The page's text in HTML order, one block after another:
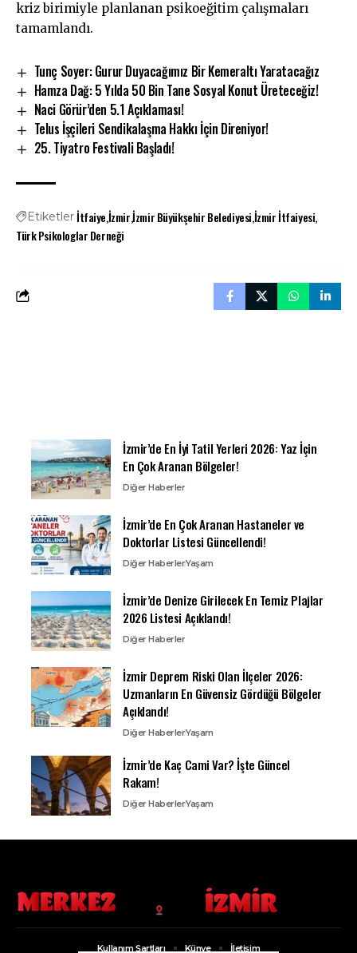
kriz birimiyle planlanan psikoeğitim çalışmaları
tamamlandı.
Tunç Soyer: Gurur Duyacağımız Bir Kemeraltı Yaratacağız
Hamza Dağ: 5 Yılda 50 Bin Tane Sosyal Konut Üreteceğiz!
Naci Görür’den 5.1 Açıklaması!
Telus İşçileri Sendikalaşma Hakkı İçin Direniyor!
25. Tiyatro Festivali Başladı!
Etiketlerİtfaiyeİzmirİzmir Büyükşehir Belediyesiİzmir İtfaiyesi
Türk Psikologlar Derneği
İzmir’de En İyi Tatil Yerleri 2026: Yaz İçin
En Çok Aranan Bölgeler!
Diğer Haberler
İzmir’de En Çok Aranan Hastaneler ve
Doktorlar Listesi Güncellendi!
Diğer HaberlerYaşam
İzmir’de Denize Girilecek En Temiz Plajlar
2026 Listesi Açıklandı!
Diğer Haberler
İzmir Deprem Riski Olan İlçeler 2026:
Uzmanların En Güvensiz Gördüğü Bölgeler
Açıklandı!
Diğer HaberlerYaşam
İzmir’de Kaç Cami Var? İşte Güncel
Rakam!
Diğer HaberlerYaşam
Kullanım Şartları Künye İletişim